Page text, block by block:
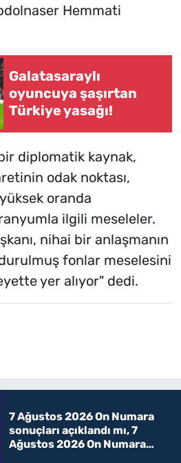
Hemmati
Galatasaraylı
oyuncuya şaşırtan
Türkiye yasağı!
diplomatik kaynak,
odak noktası,
oranda
ilgili meseleler.
nihai bir anlaşmanın
fonlar meselesini
yer alıyor" dedi.
7 Ağustos 2026 On Numara
sonuçları açıklandı mı, 7
Ağustos 2026 On Numara